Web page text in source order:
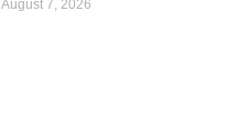
August 7, 2026